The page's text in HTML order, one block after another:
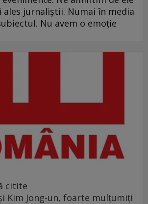
ales jurnaliștii. Numai în media
Nu avem o emoție
citite
Kim Jong-un, foarte mulţumiţi